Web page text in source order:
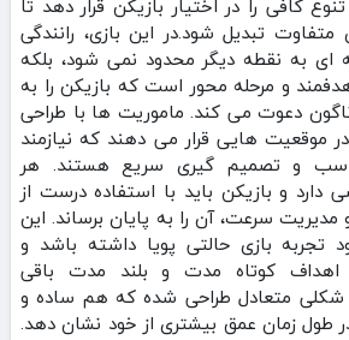
تبدیل شود.در این بازی، رانندگی
ای به نقطه دیگر محدود نمی‌ شود، بلکه
و مرحله‌ محور است که بازیکن را به
دعوت می‌ کند. ماموریت‌ ها با طراحی
موقعیت‌ هایی قرار می‌ دهند که نیازمند
و تصمیم‌ گیری سریع هستند. هر
و بازیکن باید با استفاده درست از
مدیریت سرعت، آن را به پایان برساند. این
بازی حالتی پویا داشته باشد و
اهداف کوتاه‌ مدت و بلند مدت باقی
شکلی متعادل طراحی شده که هم ساده و
طول زمان عمق بیشتری از خود نشان دهد.